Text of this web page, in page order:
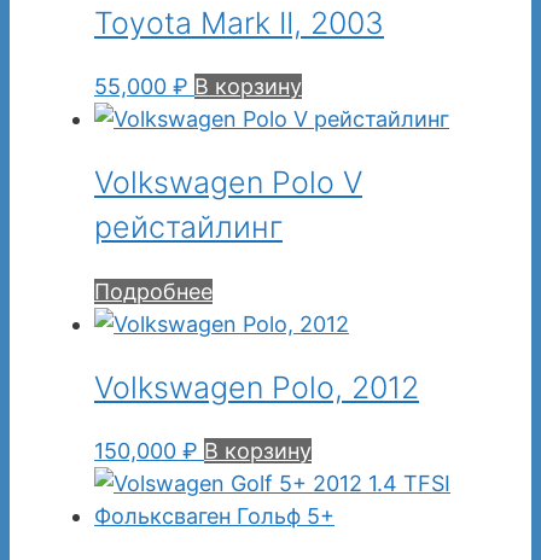
Toyota Mark II, 2003
55,000 ₽ В корзину
Volkswagen Polo V
рейстайлинг
Подробнее
Volkswagen Polo, 2012
150,000 ₽ В корзину